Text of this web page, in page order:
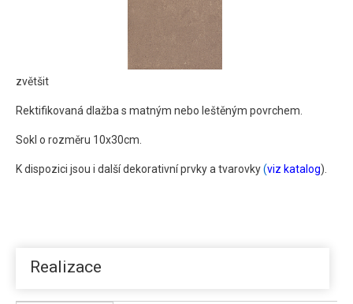
zvětšit
Rektifikovaná dlažba s matným nebo leštěným povrchem.
Sokl o rozměru 10x30cm.
K dispozici jsou i další dekorativní prvky a tvarovky(viz katalog).
Realizace